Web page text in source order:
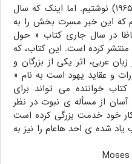
این پاورقی را ما در سال گذشته (۱۹۶۵) نوشتیم. اما اینک که سال
که این خبر مسرت بخش را به
در سال جاری کتاب « حول
منتشر کرده است. این کتاب، که
عربی، اثر یکی از بزرگان و
و عقاید یهود است به نام «
خواننده می تواند برای
از مسأله ی نبوت در نظر
خود خدمت بزرگی کرده است
یاد شده ی احد هاعام را نیز به